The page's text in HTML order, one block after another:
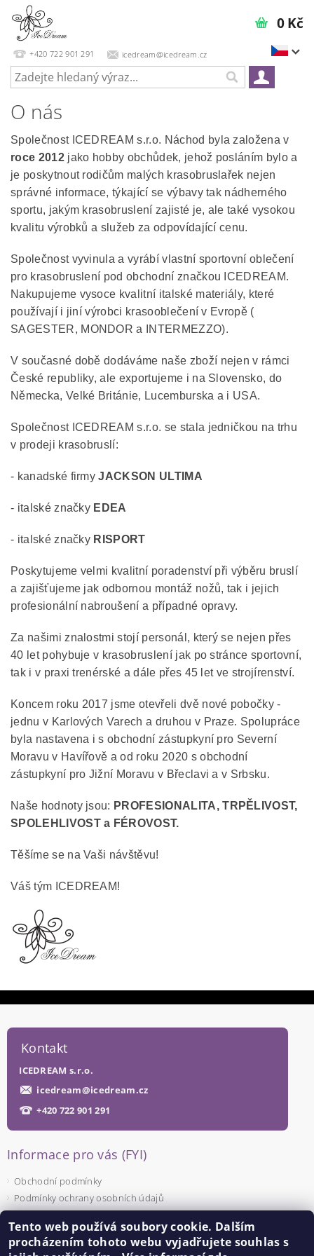
+420 722 901 291 icedream@icedream.cz
0 Kč
O nás
Společnost ICEDREAM s.r.o. Náchod byla založena v
roce 2012jako hobby obchůdek, jehož posláním bylo a
je poskytnout rodičům malých krasobruslařek nejen
správné informace, týkající se výbavy tak nádherného
sportu, jakým krasobruslení zajisté je, ale také vysokou
kvalitu výrobků a služeb za odpovídající cenu.
Společnost vyvinula a vyrábí vlastní sportovní oblečení
pro krasobruslení pod obchodní značkou ICEDREAM.
Nakupujeme vysoce kvalitní italské materiály, které
používají i jiní výrobci krasooblečení v Evropě (
SAGESTER, MONDOR a INTERMEZZO).
V současné době dodáváme naše zboží nejen v rámci
České republiky, ale exportujeme i na Slovensko, do
Německa, Velké Británie, Lucemburska a i USA.
Společnost ICEDREAM s.r.o. se stala jedničkou na trhu
v prodeji krasobruslí:
- kanadské firmyJACKSON ULTIMA
- italské značky EDEA
- italské značky RISPORT
Poskytujeme velmi kvalitní poradenství při výběru bruslí
a zajišťujeme jak odbornou montáž nožů, tak i jejich
profesionální nabroušení a případné opravy.
Za našimi znalostmi stojí personál, který se nejen přes
40 let pohybuje v krasobruslení jak po stránce sportovní,
tak i v praxi trenérské a dále přes 45 let ve strojírenství.
Koncem roku 2017 jsme otevřeli dvě nové pobočky -
jednu v Karlových Varech a druhou v Praze. Spolupráce
byla nastavena i s obchodní zástupkyní pro Severní
Moravu v Havířově a od roku 2020 s obchodní
zástupkyní pro Jižní Moravu v Břeclavi a v Srbsku.
Naše hodnoty jsou: PROFESIONALITA, TRPĚLIVOST,
SPOLEHLIVOST a FÉROVOST.
Těšíme se na Vaši návštěvu!
Váš tým ICEDREAM!
Kontakt
ICEDREAM s.r.o.
icedream@icedream.cz
+420 722 901 291
Informace pro vás (FYI)
Obchodní podmínky
Podmínky ochrany osobních údajů
Facebook
Tento web používá soubory cookie. Dalším
procházením tohoto webu vyjadřujete souhlas s